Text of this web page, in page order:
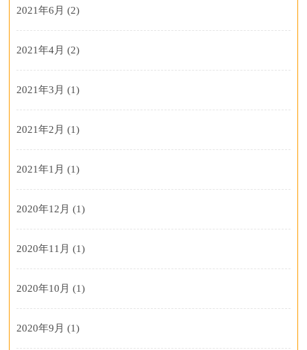
2021年6月 (2)
2021年4月 (2)
2021年3月 (1)
2021年2月 (1)
2021年1月 (1)
2020年12月 (1)
2020年11月 (1)
2020年10月 (1)
2020年9月 (1)